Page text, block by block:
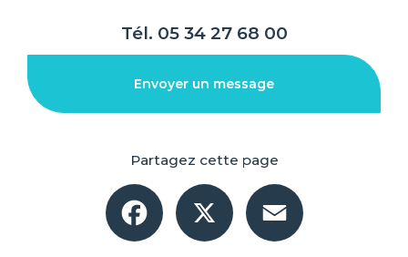
Tél. 05 34 27 68 00
Envoyer un message
Partagez cette page
Facebook